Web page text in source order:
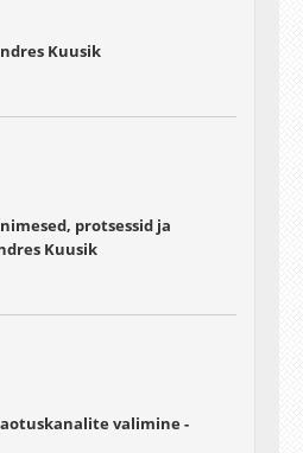
Kuusik
protsessid ja
Kuusik
valimine -